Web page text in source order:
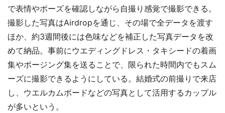
で表情やポーズを確認しながら自撮り感覚で撮影できる。
撮影した写真はAirdropを通じ、その場で全データを渡す
ほか、約3週間後には色味などを補正した写真データを改
めて納品。事前にウエディングドレス・タキシードの着画
集やポージング集を送ることで、限られた時間内でもスム
ーズに撮影できるようにしている。結婚式の前撮りで来店
し、ウエルカムボードなどの写真として活用するカップル
が多いという。